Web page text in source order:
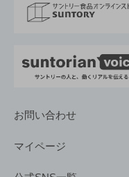
採用情報
お問い合わせ
マイページ